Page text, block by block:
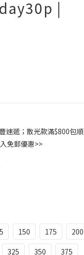
|
速遞；散光款滿$800包順
免郵優惠>>
150 175
200
325 350 375